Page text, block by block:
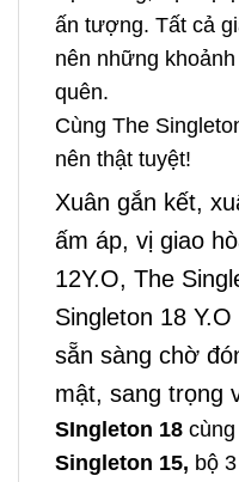
ấn tượng. Tất cả
nên những
quên.
Cùng The
nên thật tuyệt!
Xuân gắn kết,
ấm áp, vị giao
12Y.O, The
Singleton 18
sẵn sàng chờ
mật, sang trọng
SIngleton 18
Singleton 15, bộ